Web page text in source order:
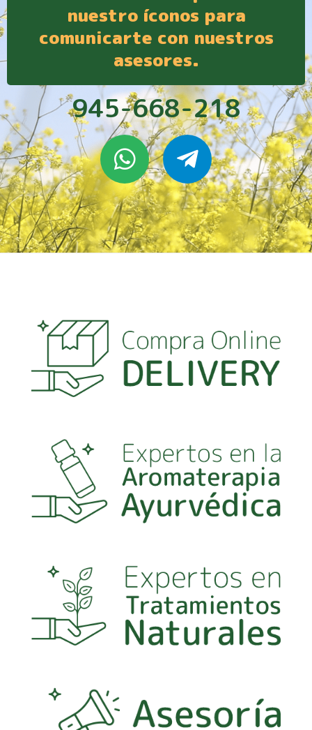
nuestro íconos para
comunicarte con nuestros
asesores.
945-668-218